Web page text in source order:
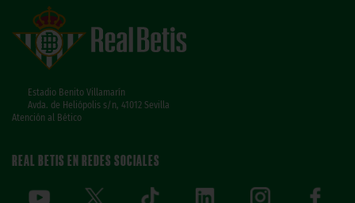
Estadio Benito Villamarín
Avda. de Heliópolis s/n, 41012 Sevilla
Atención al Bético
REAL BETIS EN REDES SOCIALES